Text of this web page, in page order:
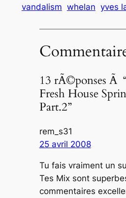
vandalism whelan yves
13 rÃ©ponses Ã
Fresh House
Part.2”
rem_s31
25 avril 2008
Tu fais vraiment un
Tes Mix sont
commentaires